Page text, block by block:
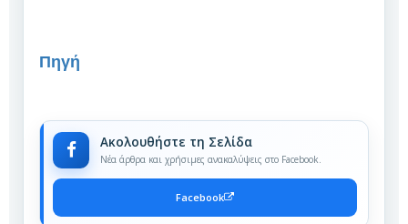
Πηγή
Ακολουθήστε τη Σελίδα
Νέα άρθρα και χρήσιμες ανακαλύψεις στο Facebook.
Facebook